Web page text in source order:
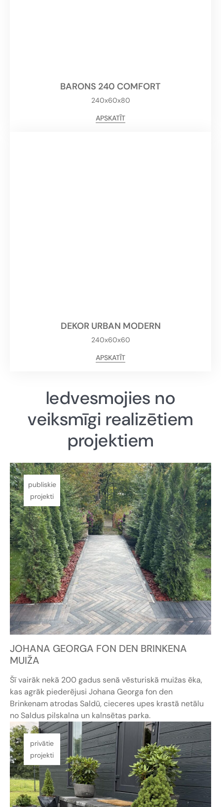
BARONS 240 COMFORT
240x60x80
APSKATĪT
DEKOR URBAN MODERN
240x60x60
APSKATĪT
Iedvesmojies no
veiksmīgi realizētiem
projektiem
publiskie
projekti
JOHANA GEORGA FON DEN BRINKENA
MUIŽA
Šī vairāk nekā 200 gadus senā vēsturiskā muižas ēka,
kas agrāk piederējusi Johana Georga fon den
Brinkenam atrodas Saldū, cieceres upes krastā netālu
no Saldus pilskalna un kalnsētas parka.
privātie
projekti